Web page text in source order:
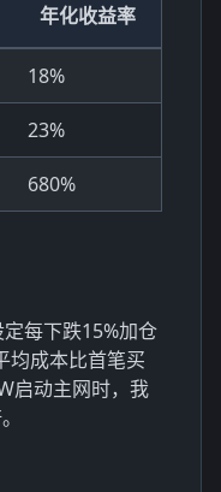
年化收益率
18%
23%
680%
每下跌15%加仓
均成本比首笔买
启动主网时，我